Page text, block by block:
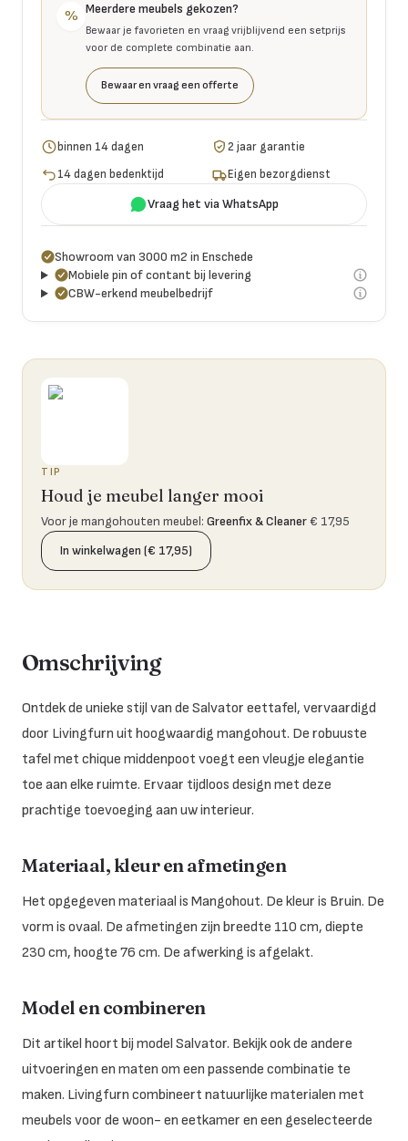
% Meerdere meubels gekozen?
Bewaar je favorieten en vraag vrijblijvend een setprijs
voor de complete combinatie aan.
Bewaar en vraag een offerte
binnen 14 dagen
2 jaar garantie
14 dagen bedenktijd
Eigen bezorgdienst
Vraag het via WhatsApp
Showroom van 3000 m2 in Enschede
Mobiele pin of contant bij levering
CBW-erkend meubelbedrijf
TIP
Houd je meubel langer mooi
Voor je mangohouten meubel: Greenfix & Cleaner€ 17,95
In winkelwagen (€ 17,95)
Omschrijving
Ontdek de unieke stijl van de Salvator eettafel, vervaardigd
door Livingfurn uit hoogwaardig mangohout. De robuuste
tafel met chique middenpoot voegt een vleugje elegantie
toe aan elke ruimte. Ervaar tijdloos design met deze
prachtige toevoeging aan uw interieur.
Materiaal, kleur en afmetingen
Het opgegeven materiaal is Mangohout. De kleur is Bruin. De
vorm is ovaal. De afmetingen zijn breedte 110 cm, diepte
230 cm, hoogte 76 cm. De afwerking is afgelakt.
Model en combineren
Dit artikel hoort bij model Salvator. Bekijk ook de andere
uitvoeringen en maten om een passende combinatie te
maken. Livingfurn combineert natuurlijke materialen met
meubels voor de woon- en eetkamer en een geselecteerde